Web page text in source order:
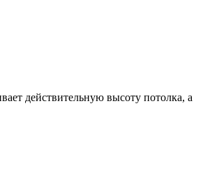
действительную высоту потолка, а